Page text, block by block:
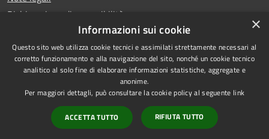
Dichiarazione di accessibilità
RSS
Accessibilità
Copyright © 2026 • Comune di
Leno • Powered by
Municipium•Accesso
redazione
×
Informazioni sui cookie
Questo sito web utilizza cookie tecnici e assimilati strettamente necessari al
corretto funzionamento e alla navigazione del sito, nonché un cookie tecnico
analitico al solo fine di elaborare informazioni statistiche, aggregate e
anonime.
Per maggiori dettagli, può consultare la cookie policy al seguente link
ACCETTA TUTTO RIFIUTA TUTTO